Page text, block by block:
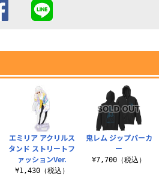
エミリア アクリルス
タンド ストリートフ
ァッションVer.
¥1,430（税込）
鬼レム ジップパーカ
ー
¥7,700（税込）